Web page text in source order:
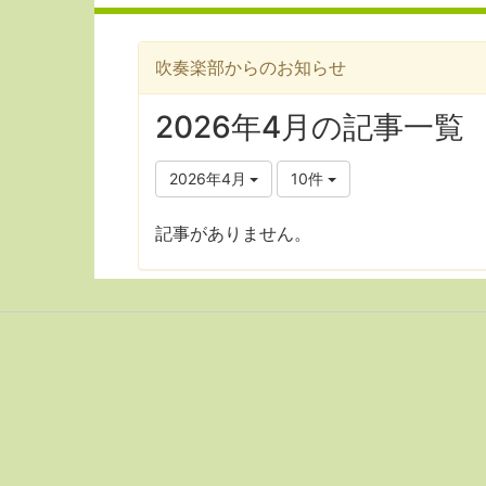
吹奏楽部からのお知らせ
2026年4月の記事一覧
2026年4月 10件
記事がありません。